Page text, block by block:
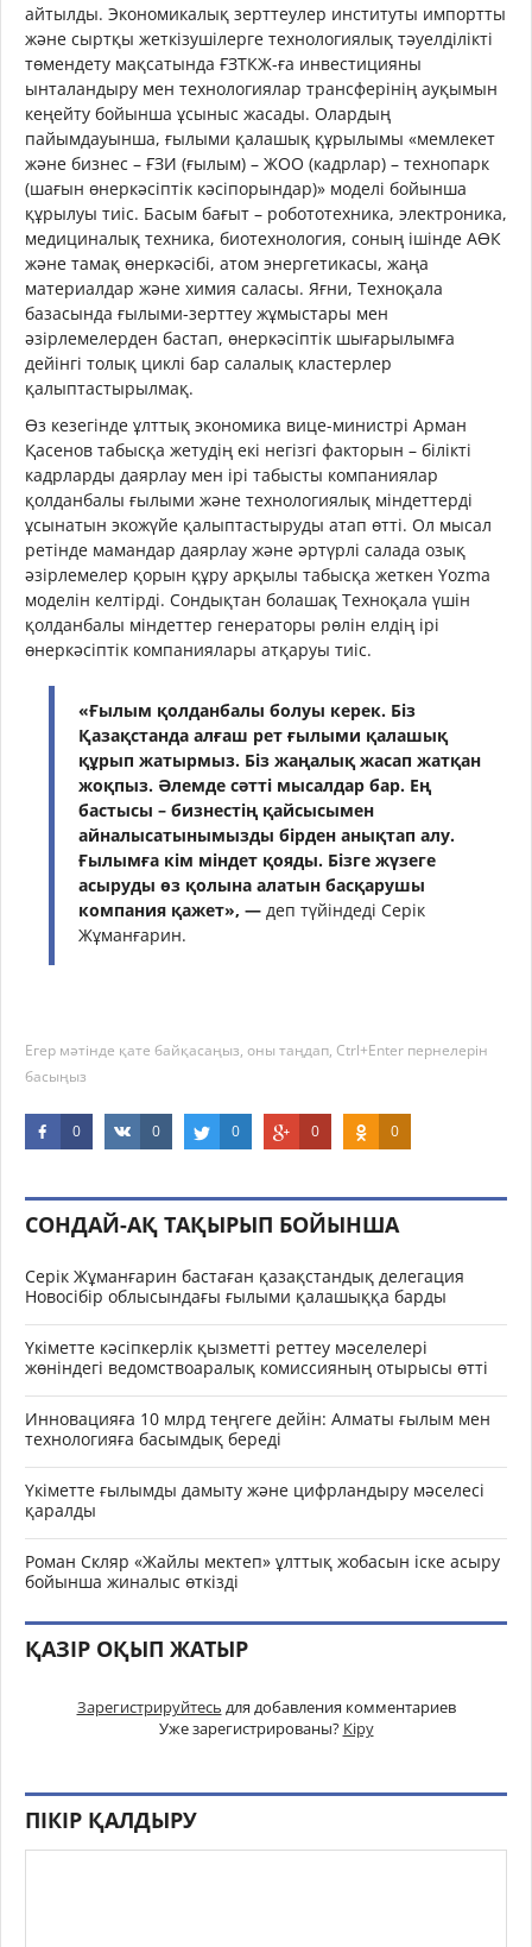
айтылды. Экономикалық зерттеулер институты импортты
және сыртқы жеткізушілерге технологиялық тәуелділікті
төмендету мақсатында ҒЗТКЖ-ға инвестицияны
ынталандыру мен технологиялар трансферінің ауқымын
кеңейту бойынша ұсыныс жасады. Олардың
пайымдауынша, ғылыми қалашық құрылымы «мемлекет
және бизнес – ҒЗИ (ғылым) – ЖОО (кадрлар) – технопарк
(шағын өнеркәсіптік кәсіпорындар)» моделі бойынша
құрылуы тиіс. Басым бағыт – робототехника, электроника,
медициналық техника, биотехнология, соның ішінде АӨК
және тамақ өнеркәсібі, атом энергетикасы, жаңа
материалдар және химия саласы. Яғни, Техноқала
базасында ғылыми-зерттеу жұмыстары мен
әзірлемелерден бастап, өнеркәсіптік шығарылымға
дейінгі толық циклі бар салалық кластерлер
қалыптастырылмақ.
Өз кезегінде ұлттық экономика вице-министрі Арман
Қасенов табысқа жетудің екі негізгі факторын – білікті
кадрларды даярлау мен ірі табысты компаниялар
қолданбалы ғылыми және технологиялық міндеттерді
ұсынатын экожүйе қалыптастыруды атап өтті. Ол мысал
ретінде мамандар даярлау және әртүрлі салада озық
әзірлемелер қорын құру арқылы табысқа жеткен Yozma
моделін келтірді. Сондықтан болашақ Техноқала үшін
қолданбалы міндеттер генераторы рөлін елдің ірі
өнеркәсіптік компаниялары атқаруы тиіс.
«Ғылым қолданбалы болуы керек. Біз
Қазақстанда алғаш рет ғылыми қалашық
құрып жатырмыз. Біз жаңалық жасап жатқан
жоқпыз. Әлемде сәтті мысалдар бар. Ең
бастысы – бизнестің қайсысымен
айналысатынымызды бірден анықтап алу.
Ғылымға кім міндет қояды. Бізге жүзеге
асыруды өз қолына алатын басқарушы
компания қажет», — деп түйіндеді Серік
Жұманғарин.
Егер мәтінде қате байқасаңыз, оны таңдап, Ctrl+Enter пернелерін
басыңыз
0 0 0 0 0
СОНДАЙ-АҚ ТАҚЫРЫП БОЙЫНША
Серік Жұманғарин бастаған қазақстандық делегация
Новосібір облысындағы ғылыми қалашыққа барды
Үкіметте кәсіпкерлік қызметті реттеу мәселелері
жөніндегі ведомствоаралық комиссияның отырысы өтті
Инновацияға 10 млрд теңгеге дейін: Алматы ғылым мен
технологияға басымдық береді
Үкіметте ғылымды дамыту және цифрландыру мәселесі
қаралды
Роман Скляр «Жайлы мектеп» ұлттық жобасын іске асыру
бойынша жиналыс өткізді
ҚАЗІР ОҚЫП ЖАТЫР
Зарегистрируйтесь для добавления комментариев
Уже зарегистрированы? Кіру
ПІКІР ҚАЛДЫРУ